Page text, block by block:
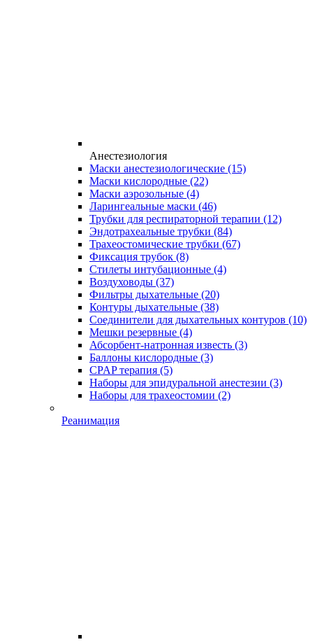
Анестезиология
Маски анестезиологические (15)
Маски кислородные (22)
Маски аэрозольные (4)
Ларингеальные маски (46)
Трубки для респираторной терапии (12)
Эндотрахеальные трубки (84)
Трахеостомические трубки (67)
Фиксация трубок (8)
Стилеты интубационные (4)
Воздуховоды (37)
Фильтры дыхательные (20)
Контуры дыхательные (38)
Соединители для дыхательных контуров (10)
Мешки резервные (4)
Абсорбент-натронная известь (3)
Баллоны кислородные (3)
CPAP терапия (5)
Наборы для эпидуральной анестезии (3)
Наборы для трахеостомии (2)
Реанимация